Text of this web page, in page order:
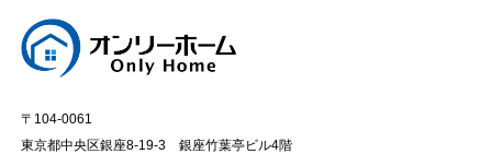
〒104-0061
東京都中央区銀座8-19-3 銀座竹葉亭ビル4階